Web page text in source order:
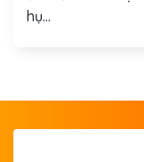
hụ...